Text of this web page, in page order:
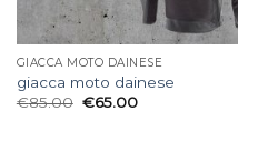
GIACCA MOTO DAINESE
giacca moto dainese
€85.00 €65.00